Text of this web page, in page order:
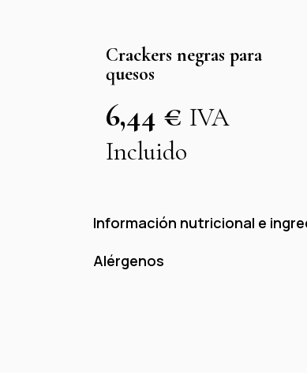
Crackers negras para
quesos
6,44 € IVA
Incluido
Información nutricional e
Alérgenos